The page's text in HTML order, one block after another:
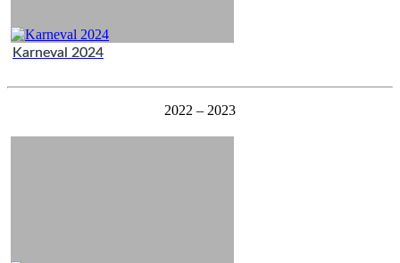
Karneval 2024
2022 – 2023